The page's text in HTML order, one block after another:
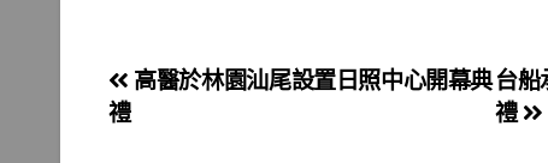
文
章
台船
禮
高醫於林園汕尾設置日照中心開幕典
禮